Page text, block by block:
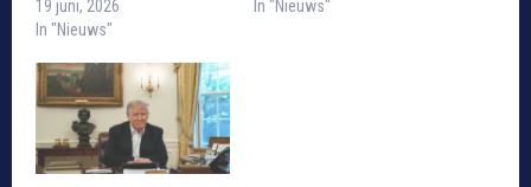
19 juni, 2026
In "Nieuws"
In "Nieuws"